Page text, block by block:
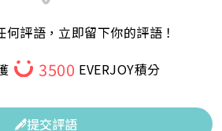
何評語，立即留下你的評語！
3500 EVERJOY積分
提交評語